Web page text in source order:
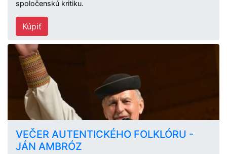
spoločenskú kritiku.
Kúpiť
VEČER AUTENTICKÉHO FOLKLÓRU -
JÁN AMBRÓZ